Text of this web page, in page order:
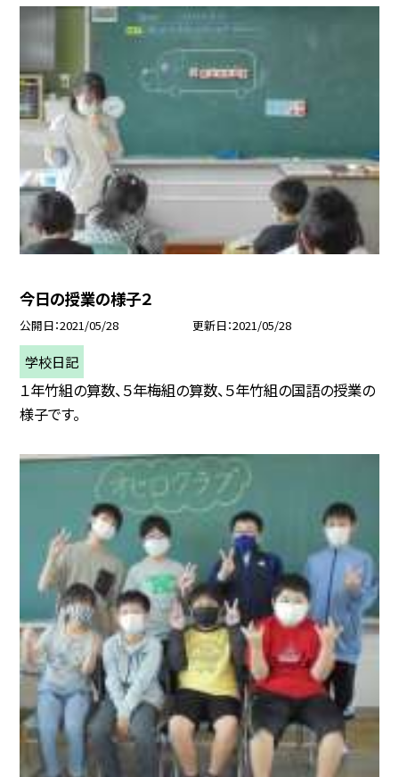
今日の授業の様子２
公開日 2021/05/28 更新日 2021/05/28
学校日記
１年竹組の算数、５年梅組の算数、５年竹組の国語の授業の
様子です。